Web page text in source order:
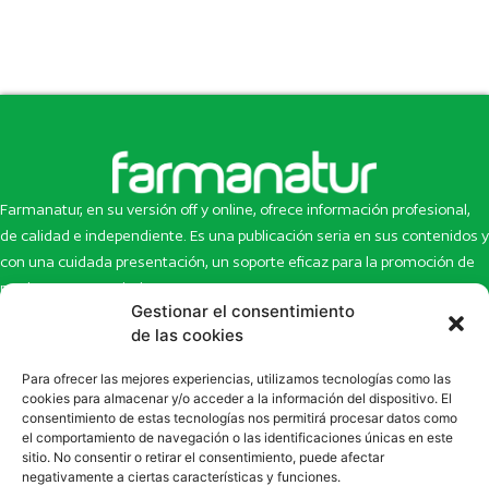
Gestionar el consentimiento
de las cookies
Para ofrecer las mejores experiencias, utilizamos tecnologías como las
cookies para almacenar y/o acceder a la información del dispositivo. El
consentimiento de estas tecnologías nos permitirá procesar datos como
el comportamiento de navegación o las identificaciones únicas en este
sitio. No consentir o retirar el consentimiento, puede afectar
negativamente a ciertas características y funciones.
Farmanatur, en su versión off y online, ofrece información profesional,
de calidad e independiente. Es una publicación seria en sus contenidos y
con una cuidada presentación, un soporte eficaz para la promoción de
productos y novedades.
Inicio
Newsletter
Eco Multimedia
Contacto
Artículos
Escaparate
Enlaces de interés
SUSCRÍBETE A NUESTRO NEWSLETTER